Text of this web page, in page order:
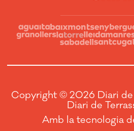
Copyright © 2026 Diari de
Diari de
Amb la tecnologia